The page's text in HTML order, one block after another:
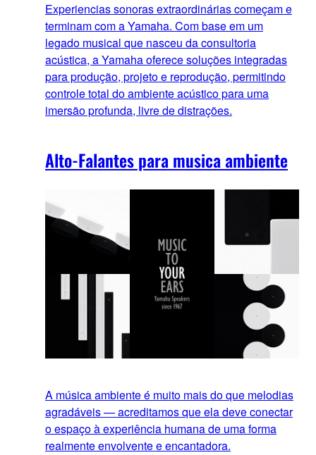
Experiencias sonoras extraordinárias começam e
terminam com a Yamaha. Com base em um
legado musical que nasceu da consultoria
acústica, a Yamaha oferece soluções integradas
para produção, projeto e reprodução, permitindo
controle total do ambiente acústico para uma
imersão profunda, livre de distrações.
Alto-Falantes para musica ambiente
A música ambiente é muito mais do que melodias
agradáveis — acreditamos que ela deve conectar
o espaço à experiência humana de uma forma
realmente envolvente e encantadora.